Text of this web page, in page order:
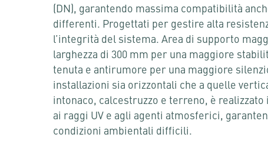
(DN), garantendo massima compatibilità
differenti. Progettati per gestire alta
l’integrità del sistema. Area di supporto
larghezza di 300 mm per una maggiore
tenuta e antirumore per una maggiore
installazioni sia orizzontali che a quelle
intonaco, calcestruzzo e terreno, è
ai raggi UV e agli agenti atmosferici,
condizioni ambientali difficili.